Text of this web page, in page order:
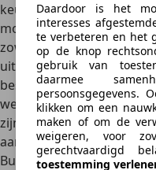
keuze eenverhoogd dak.
model dat in Europa
zowel verlengde als
uitvoeringen had je in
bestelversieen een
werden ook
zijn de varianten van de
aantal (voor die tijd) echt
Buiten Europa bestaat de
Daardoor is het
interesses
te verbeteren en het
op de knop
gebruik van
daarmee
persoonsgegevens.
klikken om een
maken of om de
weigeren, voor
gerechtvaardigd
toestemming